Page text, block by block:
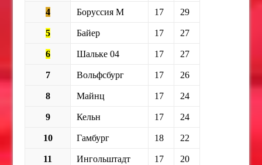
4 Боруссия М 17 29
5 Байер 17 27
6 Шальке 04 17 27
7 Вольфсбург 17 26
8 Майнц 17 24
9 Кельн 17 24
10 Гамбург 18 22
11 Ингольштадт 17 20